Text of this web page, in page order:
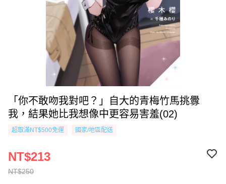
「你不敢吻我對吧？」自大的青梅竹馬挑釁
我，結果她比我想像中更容易害羞(02)
超取滿NT$500免運 國家/地區配送
NT$250
NT$213